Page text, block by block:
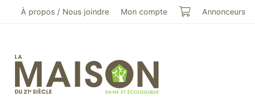
Aller au menu principal
Aller au contenu principal
À propos / Nous joindre Mon compte Mon panier
Annonceurs